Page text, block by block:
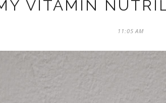
VITAMIN
11:05 AM